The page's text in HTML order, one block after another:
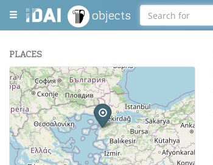
objects
PLACES
+
−